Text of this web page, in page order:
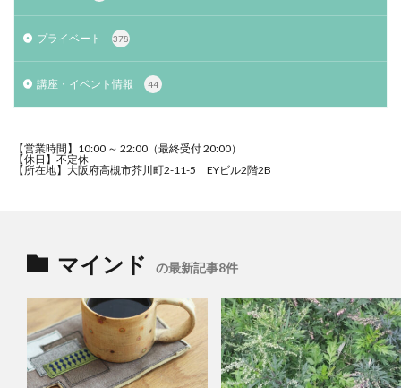
プライベート 378
講座・イベント情報 44
【営業時間】10:00 ～ 22:00（最終受付 20:00）
【休日】不定休
【所在地】大阪府高槻市芥川町2-11-5 EYビル2階2B
マインド の最新記事8件